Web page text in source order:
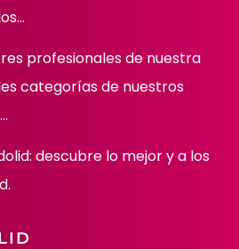
profesionales de nuestra
categorías de nuestros
descubre lo mejor y a los